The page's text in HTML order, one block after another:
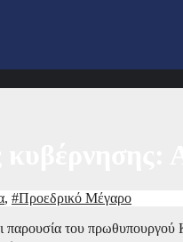
, #Προεδρικό Μέγαρο
παρουσία του